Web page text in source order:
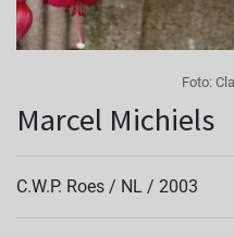
Foto:
Marcel Michiels
C.W.P. Roes / NL / 2003